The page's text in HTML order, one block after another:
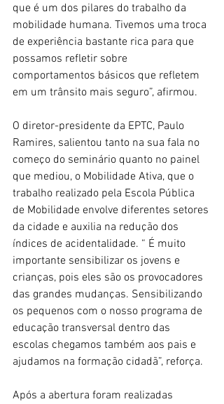
que é um dos pilares do trabalho da
mobilidade humana. Tivemos uma troca
de experiência bastante rica para que
possamos refletir sobre
comportamentos básicos que refletem
em um trânsito mais seguro”, afirmou.
O diretor-presidente da EPTC, Paulo
Ramires, salientou tanto na sua fala no
começo do seminário quanto no painel
que mediou, o Mobilidade Ativa, que o
trabalho realizado pela Escola Pública
de Mobilidade envolve diferentes setores
da cidade e auxilia na redução dos
índices de acidentalidade. “ É muito
importante sensibilizar os jovens e
crianças, pois eles são os provocadores
das grandes mudanças. Sensibilizando
os pequenos com o nosso programa de
educação transversal dentro das
escolas chegamos também aos pais e
ajudamos na formação cidadã”, reforça.
Após a abertura foram realizadas